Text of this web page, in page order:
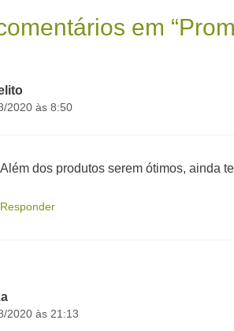
em
2020 às 8:50
Além dos produtos serem ótimos, ainda
Responder
2020 às 21:13